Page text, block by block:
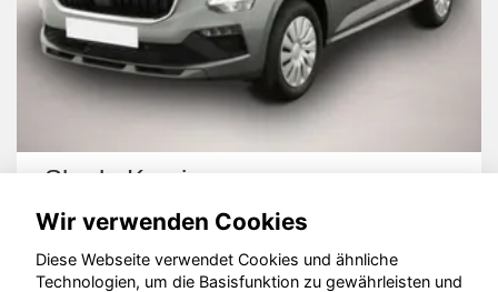
Skoda Kamiq
Wir verwenden Cookies
Diese Webseite verwendet Cookies und ähnliche
Technologien, um die Basisfunktion zu gewährleisten und